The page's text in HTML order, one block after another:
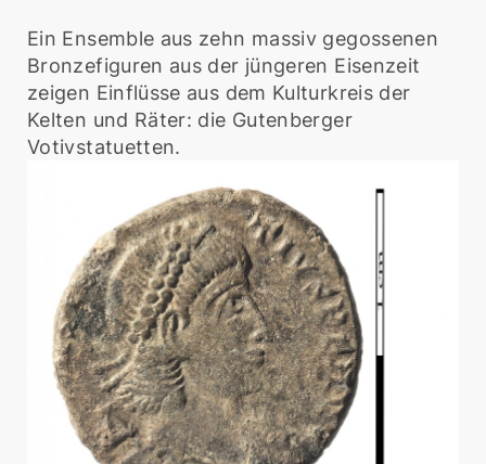
Ein Ensemble aus zehn massiv gegossenen
Bronzefiguren aus der jüngeren Eisenzeit
zeigen Einflüsse aus dem Kulturkreis der
Kelten und Räter: die Gutenberger
Votivstatuetten.